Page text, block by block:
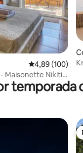
avaliações
4,89 de uma
4,89 (100)
Maisonette Nikiti
temporada